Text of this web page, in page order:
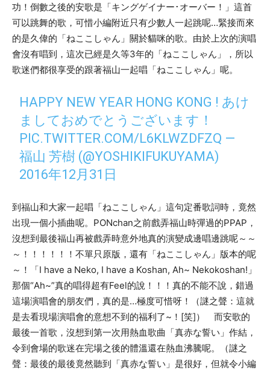
功！倒數之後的安歌是「キングゲイナー･オーバー！ 」這首
可以跳舞的歌，可惜小編附近只有少數人一起跳呢…緊接而來
的是久偉的「ねここしゃん」關於貓咪的歌。由於上次的演唱
會沒有唱到，這次已經是久等3年的「ねここしゃん」，所以
歌迷們都很享受的跟著福山一起唱「ねここしゃん」呢。
HAPPY NEW YEAR HONG KONG ! あけ
ましておめでとうございます！
PIC.TWITTER.COM/L6KLWZDFZQ —
福山 芳樹 (@YOSHIKIFUKUYAMA)
2016年12月31日
到福山和大家一起唱「ねここしゃん」這句定番歌詞時，竟然
出現一個小插曲呢。 PONchan之前戲弄福山時彈過的PPAP ，
沒想到最後福山再被戲弄時意外地真的演變成邊唱邊跳呢～～
～！！！！！！不單只原版，還有「ねここしゃん」版本的呢
～！「I have a Neko, I have a Koshan, Ah~ Nekokoshan! 」
那個“Ah~”真的唱得超有Feel的說！！！真的不能不說，錯過
這場演唱會的朋友們，真的是…極度可惜呀！（謎之聲：這就
是去看現場演唱會的意想不到的福利了~ ！ [笑]） 而安歌的
最後一首歌，沒想到第一次用熱血歌曲「真赤な誓い 」作結，
令到會場的歌迷在完場之後的體溫還在熱血沸騰呢。（謎之
聲：最後的最後竟然聽到「真赤な誓い 」是很好，但就令小編